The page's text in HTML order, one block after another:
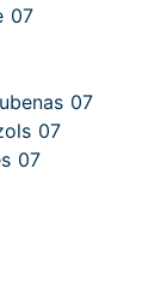
07
07
07
07